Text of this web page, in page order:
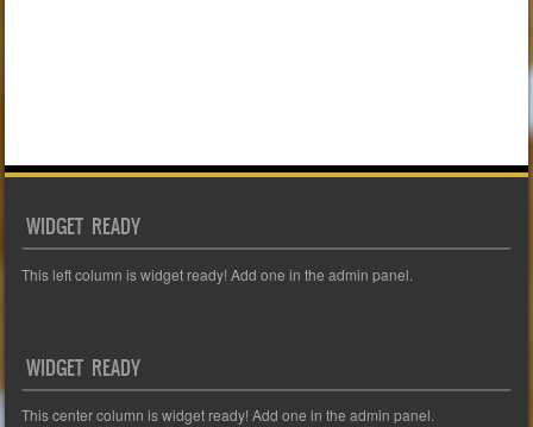
WIDGET READY
This left column is widget ready! Add one in the admin panel.
WIDGET READY
This center column is widget ready! Add one in the admin panel.